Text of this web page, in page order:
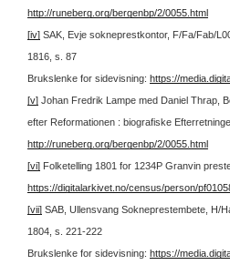
http://runeberg.org/bergenbp/2/0055.html
[iv] SAK, Evje sokneprestkontor, F/Fa/Fab/
1816, s. 87
Brukslenke for sidevisning: https://
[v] Johan Fredrik Lampe med Daniel Thrap,
efter Reformationen : biografiske
http://runeberg.org/bergenbp/2/0055.html
[vi] Folketelling 1801 for 1234P Granvin
https://digitalarkivet.no/census/person/
[vii] SAB, Ullensvang Sokneprestembete, H/
1804, s. 221-222
Brukslenke for sidevisning: https://